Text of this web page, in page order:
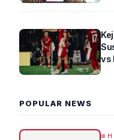
vs
POPULAR NEWS